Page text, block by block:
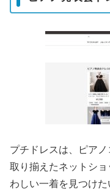
プチドレスは、ピア
取り揃えたネットシ
わしい一着を見つけ